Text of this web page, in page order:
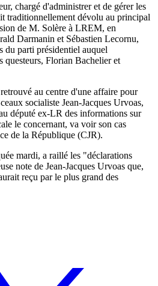
chargé d'administrer et de gérer les
traditionnellement dévolu au principal
de M. Solère à LREM, en
Darmanin et Sébastien Lecornu,
du parti présidentiel auquel
questeurs, Florian Bachelier et
au centre d'une affaire pour
socialiste Jean-Jacques Urvoas,
député ex-LR des informations sur
le concernant, va voir son cas
de la République (CJR).
mardi, a raillé les "déclarations
note de Jean-Jacques Urvoas que,
reçu par le plus grand des